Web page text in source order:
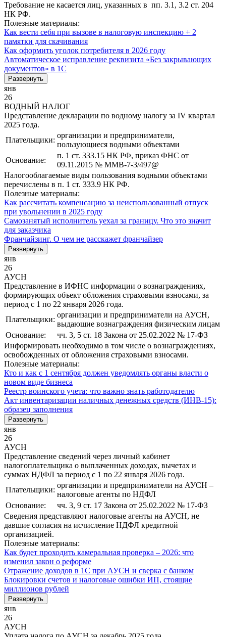
Требование не касается лиц, указанных в пп. 3.1, 3.2 ст. 204
НК РФ.
Полезные материалы:
Как вести себя при вызове в налоговую инспекцию + 2
памятки для скачивания
Как оформить уголок потребителя в 2026 году
Автоматическое исправление реквизита «Без закрывающих
документов» в 1С
Развернуть
янв
26
ВОДНЫЙ НАЛОГ
Представление декларации по водному налогу за IV квартал
2025 года.
Плательщики:
организации и предприниматели,
пользующиеся водными объектами
Основание:
п. 1 ст. 333.15 НК РФ, приказ ФНС от
09.11.2015 № ММВ-7-3/497@
Налогооблагаемые виды пользования водными объектами
перечислены в п. 1 ст. 333.9 НК РФ.
Полезные материалы:
Как рассчитать компенсацию за неиспользованный отпуск
при увольнении в 2025 году
Самозанятый исполнитель уехал за границу. Что это значит
для заказчика
Франчайзинг. О чем не расскажет франчайзер
Развернуть
янв
26
АУСН
Представление в ИФНС информации о вознаграждениях,
формирующих объект обложения страховыми взносами, за
период с 1 по 22 января 2026 года.
Плательщики:
организации и предприниматели на АУСН,
выдающие вознаграждения физическим лицам
Основание:
чч. 3, 5 ст. 18 Закона от 25.02.2022 № 17-ФЗ
Информировать необходимо в том числе о вознаграждениях,
освобожденных от обложения страховыми взносами.
Полезные материалы:
Кто и как с 1 сентября должен уведомлять органы власти о
новом виде бизнеса
Реестр воинского учета: что важно знать работодателю
Акт инвентаризации наличных денежных средств (ИНВ-15):
образец заполнения
Развернуть
янв
26
АУСН
Представление сведений через личный кабинет
налогоплательщика о выплаченных доходах, вычетах и
суммах НДФЛ за период с 1 по 22 января 2026 года.
Плательщики:
организации и предприниматели на АУСН –
налоговые агенты по НДФЛ
Основание:
чч. 3, 9 ст. 17 Закона от 25.02.2022 № 17-ФЗ
Сведения представляют налоговые агенты на АУСН, не
давшие согласия на исчисление НДФЛ кредитной
организацией.
Полезные материалы:
Как будет проходить камеральная проверка – 2026: что
изменил закон о реформе
Отражение доходов в 1С при АУСН и сверка с банком
Блокировки счетов и налоговые ошибки ИП, стоящие
миллионов рублей
Развернуть
янв
26
АУСН